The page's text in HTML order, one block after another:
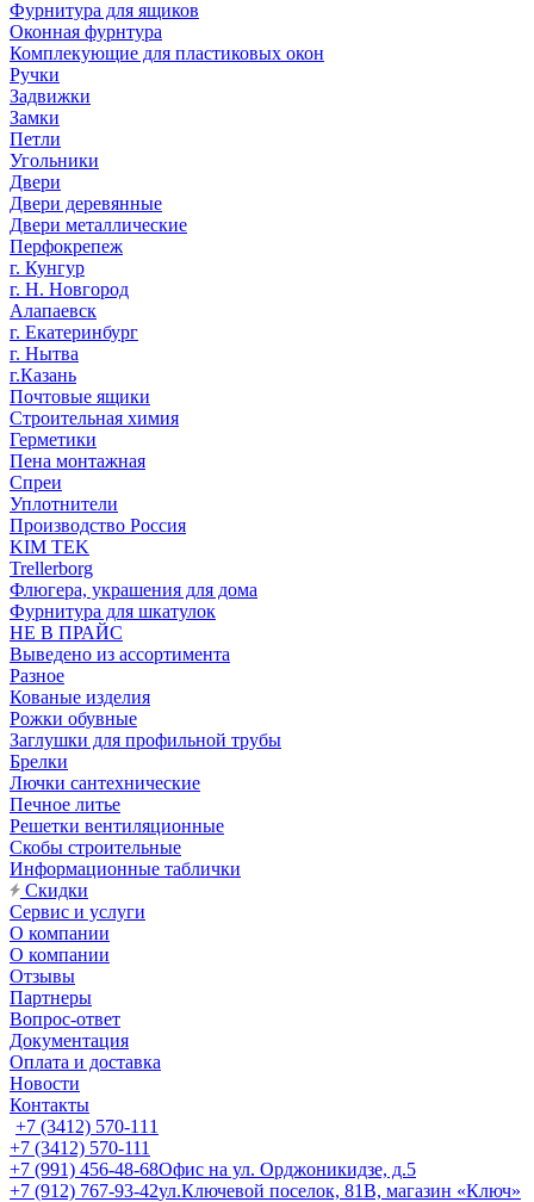
Фурнитура для ящиков
Оконная фурнтура
Комплекующие для пластиковых окон
Ручки
Задвижки
Замки
Петли
Угольники
Двери
Двери деревянные
Двери металлические
Перфокрепеж
г. Кунгур
г. Н. Новгород
Алапаевск
г. Екатеринбург
г. Нытва
г.Казань
Почтовые ящики
Строительная химия
Герметики
Пена монтажная
Спреи
Уплотнители
Производство Россия
KIM TEK
Trellerborg
Флюгера, украшения для дома
Фурнитура для шкатулок
НЕ В ПРАЙС
Выведено из ассортимента
Разное
Кованые изделия
Рожки обувные
Заглушки для профильной трубы
Брелки
Лючки сантехнические
Печное литье
Решетки вентиляционные
Скобы строительные
Информационные таблички
Скидки
Сервис и услуги
О компании
О компании
Отзывы
Партнеры
Вопрос-ответ
Документация
Оплата и доставка
Новости
Контакты
+7 (3412) 570-111
+7 (3412) 570-111
+7 (991) 456-48-68Офис на ул. Орджоникидзе, д.5
+7 (912) 767-93-42ул.Ключевой поселок, 81В, магазин «Ключ»